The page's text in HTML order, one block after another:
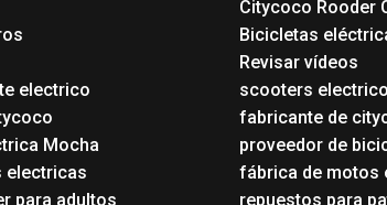
electrico
Mocha
electricas
para adultos
Citycoco Rooder
Bicicletas
Revisar vídeos
scooters
fabricante de
proveedor de
fábrica de motos
repuestos para